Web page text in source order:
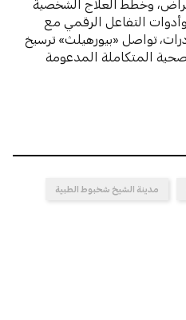
وخطط العلاج الشخصية
التفاعل الرقمي مع
تواصل «بيورهيلث» ترسيخ
المتكاملة المدعومة
مدينة الشيخ شخبوط الطبية